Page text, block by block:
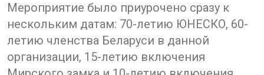
Мероприятие было приурочено сразу к
нескольким датам: 70-летию ЮНЕСКО, 60-
летию членства Беларуси в данной
организации, 15-летию включения